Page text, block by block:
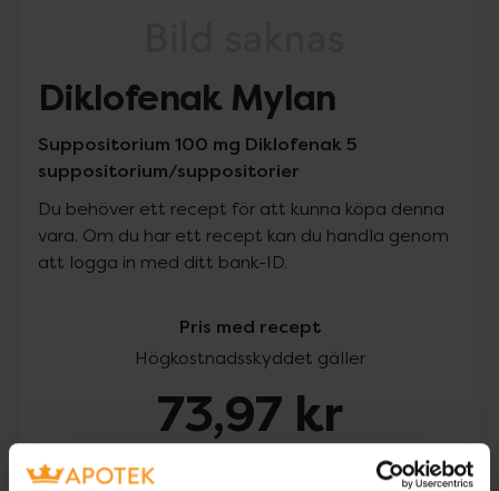
Diklofenak Mylan
Suppositorium 100 mg Diklofenak 5
suppositorium/suppositorier
Du behöver ett recept för att kunna köpa denna
vara. Om du har ett recept kan du handla genom
att logga in med ditt bank-ID.
Pris med recept
Högkostnadsskyddet gäller
73,97 kr